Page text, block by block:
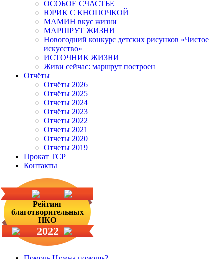
ОСОБОЕ СЧАСТЬЕ
ЮРИК С КНОПОЧКОЙ
МАМИН вкус жизни
МАРШРУТ ЖИЗНИ
Новогодний конкурс детских рисунков «Чистое
искусство»
ИСТОЧНИК ЖИЗНИ
Живи сейчас: маршрут построен
Отчёты
Отчёты 2026
Отчёты 2025
Отчеты 2024
Отчёты 2023
Отчеты 2022
Отчеты 2021
Отчеты 2020
Отчеты 2019
Прокат ТСР
Контакты
Рейтинг
благотворительных
НКО
2022